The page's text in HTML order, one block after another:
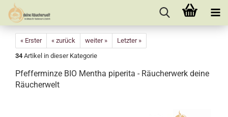
« Erster « zurück weiter »
Letzter »
34 Artikel in dieser Kategorie
Pfefferminze BIO Mentha piperita - Räucherwerk deine
Räucherwelt